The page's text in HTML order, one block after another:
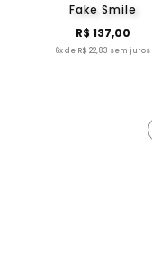
Fake Smile
R$ 137,00
6x de R$ 22,83 sem juros